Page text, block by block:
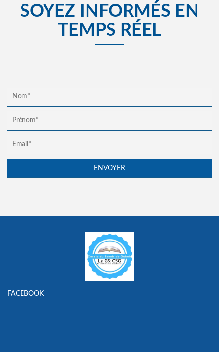
SOYEZ INFORMÉS EN
TEMPS RÉEL
FACEBOOK